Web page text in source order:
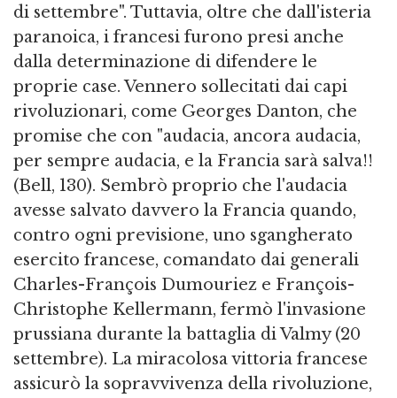
di settembre". Tuttavia, oltre che dall'isteria
paranoica, i francesi furono presi anche
dalla determinazione di difendere le
proprie case. Vennero sollecitati dai capi
rivoluzionari, come Georges Danton, che
promise che con "audacia, ancora audacia,
per sempre audacia, e la Francia sarà salva!!
(Bell, 130). Sembrò proprio che l'audacia
avesse salvato davvero la Francia quando,
contro ogni previsione, uno sgangherato
esercito francese, comandato dai generali
Charles-François Dumouriez e François-
Christophe Kellermann, fermò l'invasione
prussiana durante la battaglia di Valmy (20
settembre). La miracolosa vittoria francese
assicurò la sopravvivenza della rivoluzione,